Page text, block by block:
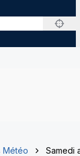
Météo Samedi